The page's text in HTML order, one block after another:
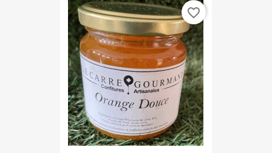
favorite_border